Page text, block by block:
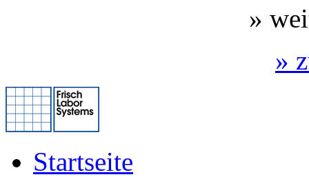
»
»
Startseite